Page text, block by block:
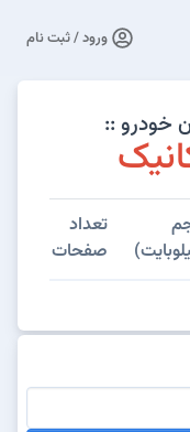
ورود / ثبت نام
خودرو ::
تعداد
صفحات